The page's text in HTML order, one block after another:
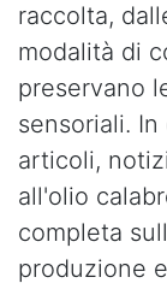
raccolta,
modalità di
preservano
sensoriali.
articoli,
all'olio
completa
produzione